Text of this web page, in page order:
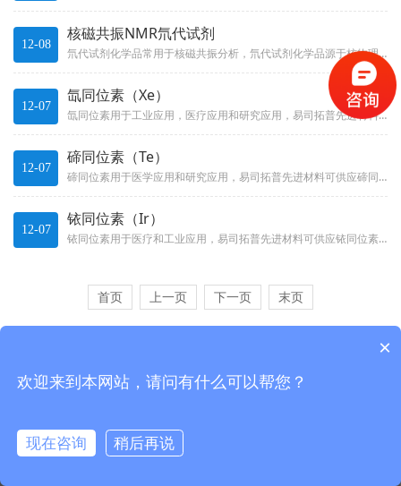
12-08
核磁共振NMR氘代试剂
氘代试剂化学品常用于核磁共振分析，氘代试剂化学品源于核物理重水提炼工业衍生产品。上世纪40年代原子弹面世，推动海水重水提...
12-07
氙同位素（Xe）
氙同位素用于工业应用，医疗应用和研究应用，易司拓普先进材料可供应氙同位素，并以各种化学形式提供。
12-07
碲同位素（Te）
碲同位素用于医学应用和研究应用，易司拓普先进材料可供应碲同位素，并以各种化学形式提供。
12-07
铱同位素（Ir）
铱同位素用于医疗和工业应用，易司拓普先进材料可供应铱同位素，并以各种化学形式提供。
首页 上一页 下一页 末页
×
欢迎来到本网站，请问有什么可以帮您？
现在咨询 稍后再说